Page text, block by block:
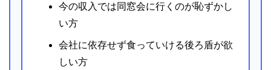
今の収入では同窓会に行くのが恥ずかし
い方
会社に依存せず食っていける後ろ盾が欲
しい方